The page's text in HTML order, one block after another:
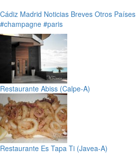
Cádiz Madrid Noticias Breves Otros Países
#champagne #paris
Restaurante Abiss (Calpe-A)
Restaurante Es Tapa Ti (Javea-A)